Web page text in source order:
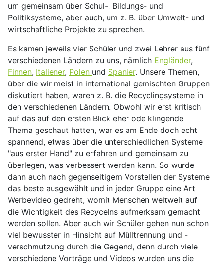
um gemeinsam über Schul-, Bildungs- und
Politiksysteme, aber auch, um z. B. über Umwelt- und
wirtschaftliche Projekte zu sprechen.
Es kamen jeweils vier Schüler und zwei Lehrer aus fünf
verschiedenen Ländern zu uns, nämlich Engländer,
Finnen, Italiener, Polen und Spanier. Unsere Themen,
über die wir meist in international gemischten Gruppen
diskutiert haben, waren z. B. die Recyclingsysteme in
den verschiedenen Ländern. Obwohl wir erst kritisch
auf das auf den ersten Blick eher öde klingende
Thema geschaut hatten, war es am Ende doch echt
spannend, etwas über die unterschiedlichen Systeme
"aus erster Hand" zu erfahren und gemeinsam zu
überlegen, was verbessert werden kann. So wurde
dann auch nach gegenseitigem Vorstellen der Systeme
das beste ausgewählt und in jeder Gruppe eine Art
Werbevideo gedreht, womit Menschen weltweit auf
die Wichtigkeit des Recycelns aufmerksam gemacht
werden sollen. Aber auch wir Schüler gehen nun schon
viel bewusster in Hinsicht auf Mülltrennung und -
verschmutzung durch die Gegend, denn durch viele
verschiedene Vorträge und Videos wurden uns die